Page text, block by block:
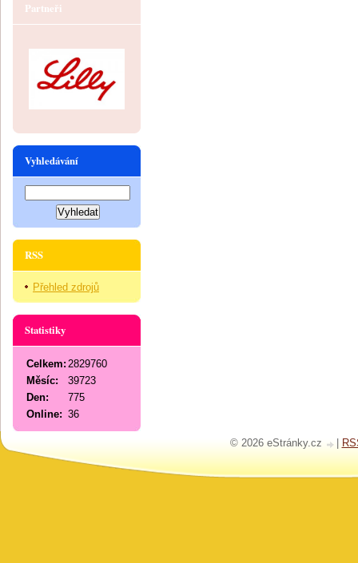
Partneři
Vyhledávání
RSS
Přehled zdrojů
Statistiky
Online: 36
Celkem: 2829760
Měsíc:
39723
Den:
775
© 2026 eStránky.cz